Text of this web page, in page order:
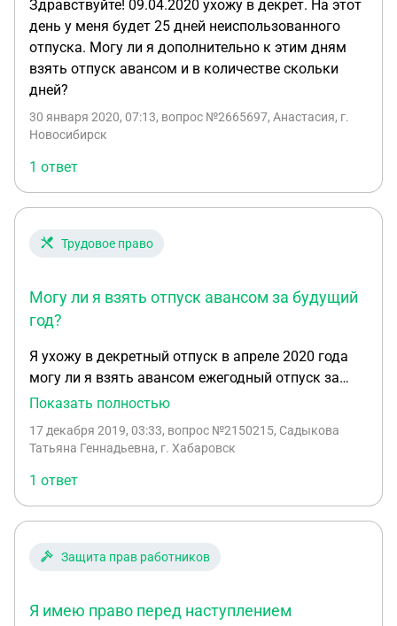
Здравствуйте! 09.04.2020 ухожу в декрет. На этот
день у меня будет 25 дней неиспользованного
отпуска. Могу ли я дополнительно к этим дням
взять отпуск авансом и в количестве скольки
дней?
30 января 2020, 07:13, вопрос №2665697, Анастасия, г.
Новосибирск
1 ответ
Трудовое право
Могу ли я взять отпуск авансом за будущий
год?
Я ухожу в декретный отпуск в апреле 2020 года
могу ли я взять авансом ежегодный отпуск за
2020 год Расчетный период у меня с сентября (т.к.
за 2019 год у меня осталось 8 дней отпуска. На
кадровик упрямая женщина)
Показать полностью
17 декабря 2019, 03:33, вопрос №2150215, Садыкова
Татьяна Геннадьевна, г. Хабаровск
1 ответ
Защита прав работников
Я имею право перед наступлением